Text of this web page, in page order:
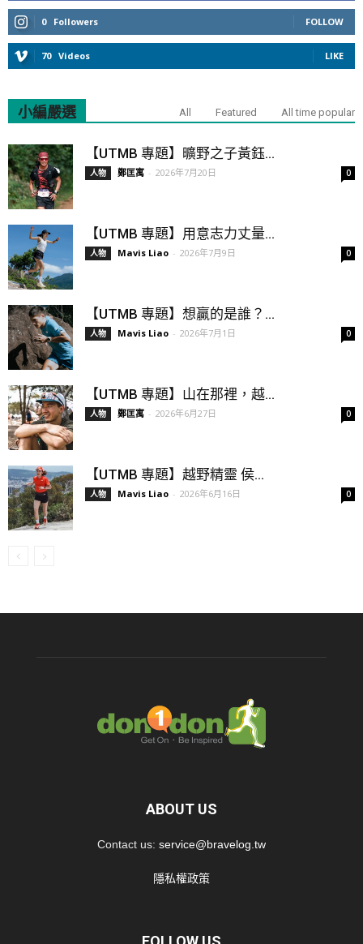
0 Followers FOLLOW
70 Videos LIKE
小編嚴選 All Featured All time popular
【UTMB 專題】曠野之子黃鈺...
人物 鄭匡寓 - 2026年7月20日 0
【UTMB 專題】用意志力丈量...
人物 Mavis Liao - 2026年7月9日 0
【UTMB 專題】想贏的是誰？...
人物 Mavis Liao - 2026年7月1日 0
【UTMB 專題】山在那裡，越...
人物 鄭匡寓 - 2026年6月27日 0
【UTMB 專題】越野精靈 侯...
人物 Mavis Liao - 2026年6月16日 0
ABOUT US
Contact us: service@bravelog.tw
隱私權政策